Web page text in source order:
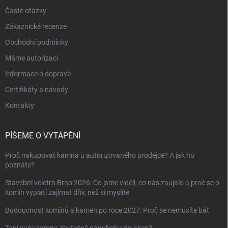
Časté otázky
Zákaznické recenze
Obchodní podmínky
Máme autorizaci
Informace o dopravě
Certifikáty a návody
Kontakty
PÍŠEME O VYTÁPĚNÍ
Proč nakupovat kamna u autorizovaného prodejce? A jak ho
poznáte?
Stavební veletrh Brno 2026: Co jsme viděli, co nás zaujalo a proč se o
komín vyplatí zajímat dřív, než si myslíte
Budoucnost komínů a kamen po roce 2027: Proč se nemusíte bát